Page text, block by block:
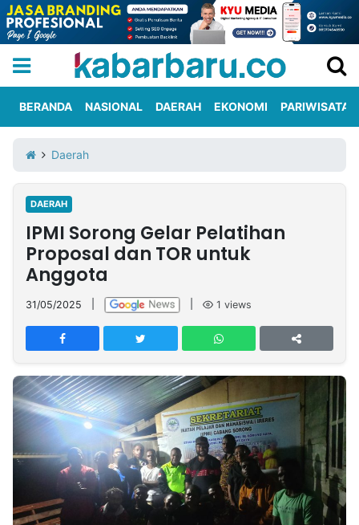
Iklan
Berita
Kami
Nasional
International
Olahraga
Entertainment
Daerah
Pariwisata
Kuliner
Kolom
Network
PT
TREETAN
INDONESIA
Partner
Insight
Suara
Lens
Daily
Jalan
Idealita
Kita
Dinamikapost.com
Radar
Seedbacklink
BERANDA NASIONAL DAERAH EKONOMI PARIWISATA
Daerah
DAERAH
IPMI Sorong Gelar Pelatihan
Proposal dan TOR untuk
Anggota
31/05/2025 1 views